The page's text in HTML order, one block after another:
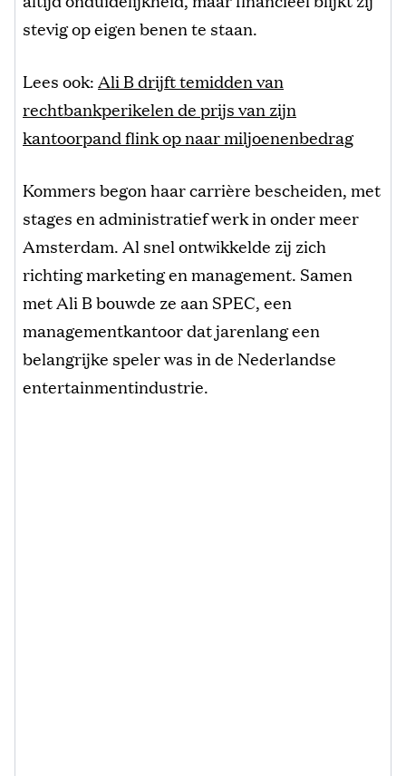
stevig op eigen benen te staan.
Lees ook: Ali B drijft temidden van
rechtbankperikelen de prijs van zijn
kantoorpand flink op naar miljoenenbedrag
Kommers begon haar carrière bescheiden, met
stages en administratief werk in onder meer
Amsterdam. Al snel ontwikkelde zij zich
richting marketing en management. Samen
met Ali B bouwde ze aan SPEC, een
managementkantoor dat jarenlang een
belangrijke speler was in de Nederlandse
entertainmentindustrie.